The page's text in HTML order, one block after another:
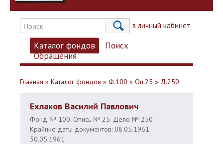
Вход в личный кабинет
Каталог фондов
Поиск
Обращения
Главная » Каталог фондов » Ф.100 » Оп.25 » Д.250
Ехлаков Василий Павлович
Фонд № 100. Опись № 25. Дело № 250
Крайние даты документов: 08.05.1961-
30.05.1961